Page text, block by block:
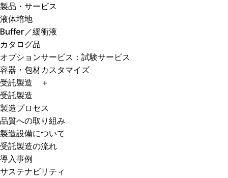
製品・サービス
液体培地
Buffer／緩衝液
カタログ品
オプションサービス：試験サービス
容器・包材カスタマイズ
受託製造 ＋
受託製造
製造プロセス
品質への取り組み
製造設備について
受託製造の流れ
導入事例
サステナビリティ